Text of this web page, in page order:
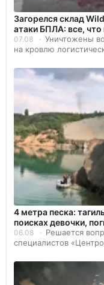
Загорелся склад
атаки БПЛА: все, что
07.08
Уничтожены
на кровлю
4 метра песка:
поисках девочки,
06.08
Решается
специалистов